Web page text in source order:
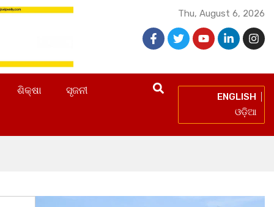
Thu, August 6, 2026
ଶିକ୍ଷା ସୃଜନୀ
ENGLISH
ଓଡ଼ିଆ